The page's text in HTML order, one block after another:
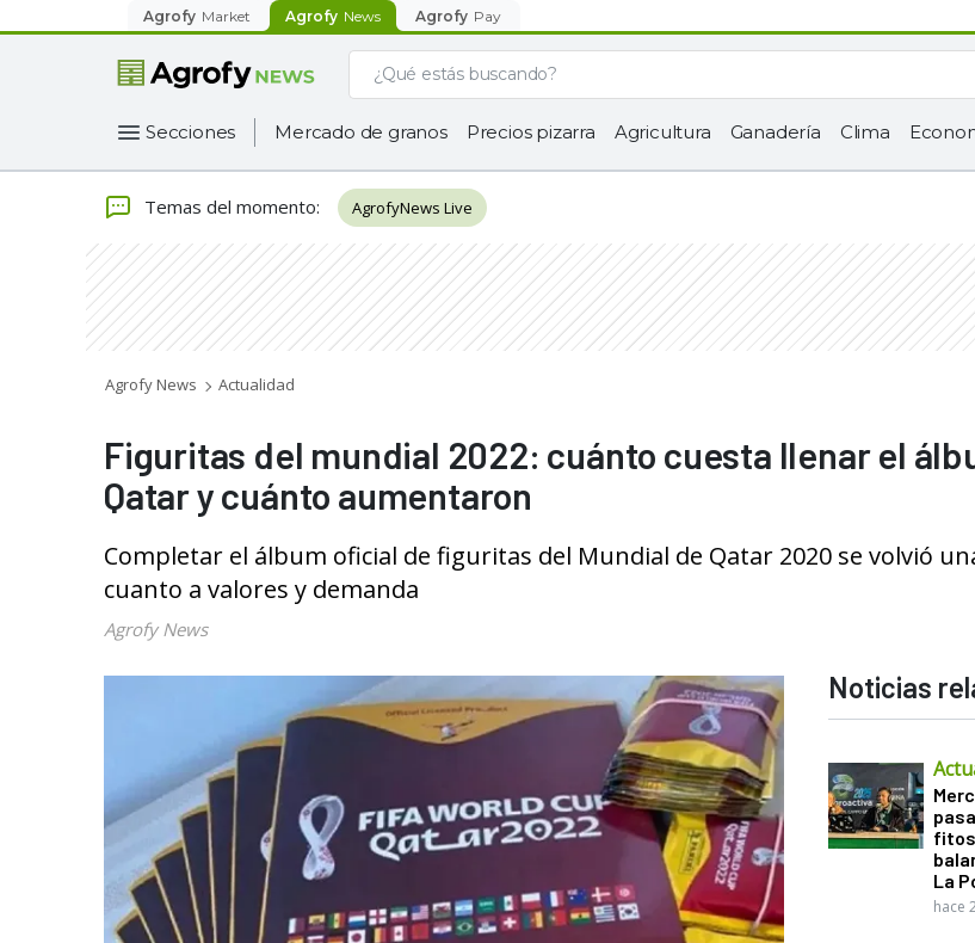
Agrofy Market Agrofy News Agrofy Pay
Secciones Mercado de granos Precios pizarra Agricultura Ganadería Clima
Temas del momento: AgrofyNews Live
Agrofy News Actualidad
Figuritas del mundial 2022: cuánto cuesta llenar el
Qatar y cuánto aumentaron
Completar el álbum oficial de figuritas del Mundial de Qatar 2020 se volvió
cuanto a valores y demanda
Agrofy News
Noticias
La
hace